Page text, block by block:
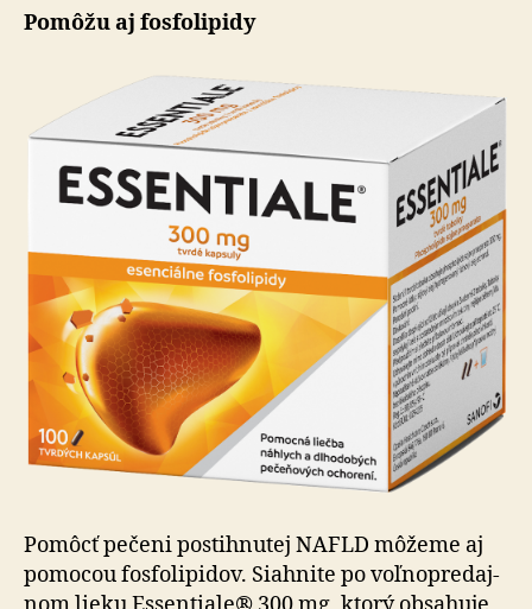
Pomôžu aj fosfolipidy
Pomôcť pečeni postihnutej NAFLD môžeme aj
pomocou fosfo­li­pi­dov. Siahnite po voľ­no­pre­daj­